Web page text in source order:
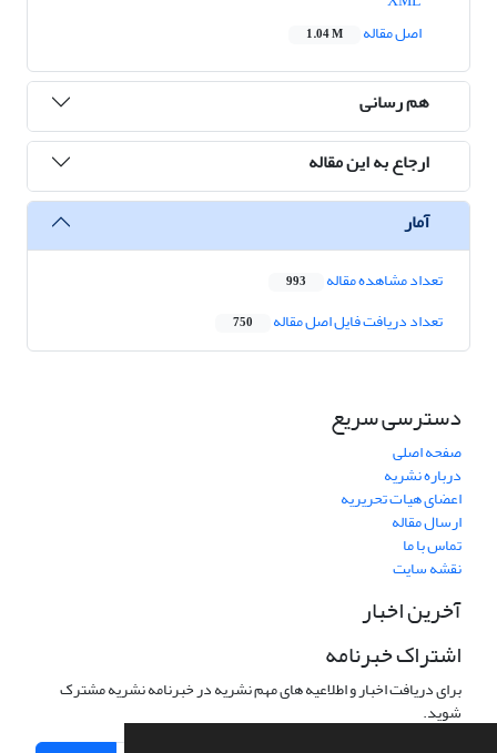
اصل مقاله
1.04 M
هم رسانی
ارجاع به این مقاله
آمار
تعداد مشاهده مقاله 993
تعداد دریافت فایل اصل مقاله 750
دسترسی سریع
صفحه اصلی
درباره نشریه
اعضای هیات تحریریه
ارسال مقاله
تماس با ما
نقشه سایت
آخرین اخبار
اشتراک خبرنامه
برای دریافت اخبار و اطلاعیه های مهم نشریه در خبرنامه نشریه مشترک
شوید.